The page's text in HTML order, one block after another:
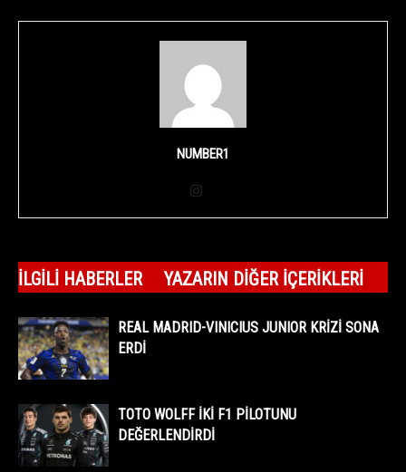
NUMBER1
İLGILI HABERLER YAZARIN DIĞER İÇERIKLERI
REAL MADRID-VINICIUS JUNIOR KRİZİ SONA
ERDİ
TOTO WOLFF İKİ F1 PİLOTUNU
DEĞERLENDİRDİ